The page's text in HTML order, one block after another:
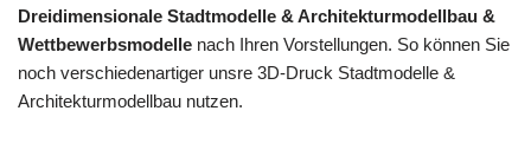
Dreidimensionale Stadtmodelle & Architekturmodellbau &
Wettbewerbsmodelle nach Ihren Vorstellungen. So können Sie
noch verschiedenartiger unsre 3D-Druck Stadtmodelle &
Architekturmodellbau nutzen.